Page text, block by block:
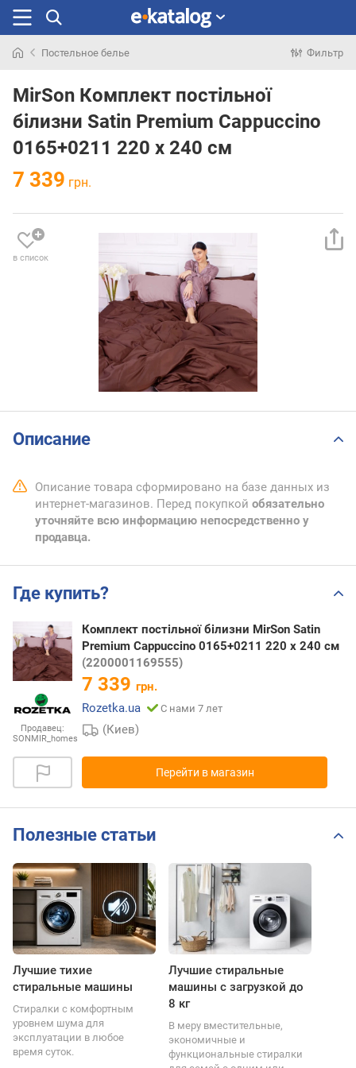
раньше
Постельное белье Фильтр
MirSon Комплект постільної
білизни Satin Premium Cappuccino
0165+0211 220 x 240 см
7 339 грн.
в список
Описание
Описание товара сформировано на базе данных из
интернет-магазинов. Перед покупкой обязательно
уточняйте всю информацию непосредственно у
продавца.
Где купить?
Продавец:
SONMIR_homes
Комплект постільної білизни MirSon Satin
Premium Cappuccino 0165+0211 220 x 240 см
(2200001169555)
7 339 грн.
Rozetka.ua
С нами 7 лет
(Киев)
Перейти в магазин
Полезные статьи
Лучшие тихие
стиральные машины
Стиралки с комфортным
уровнем шума для
эксплуатации в любое
время суток.
Лучшие стиральные
машины с загрузкой до
8 кг
В меру вместительные,
экономичные и
функциональные стиралки